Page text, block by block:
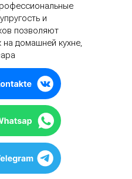
и
позволяют
на домашней кухне,